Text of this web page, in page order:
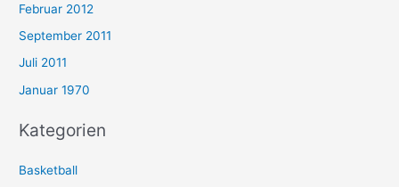
Februar 2012
September 2011
Juli 2011
Januar 1970
Kategorien
Basketball